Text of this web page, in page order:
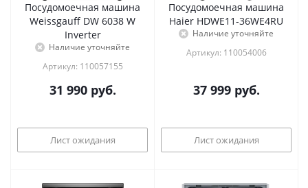
Посудомоечная машина
Weissgauff DW 6038 W
Inverter
Наличие уточняйте
Артикул: 110057155
31 990руб.
Лист ожидания
Посудомоечная машина
Haier HDWE11-36WE4RU
Наличие уточняйте
Артикул: 110054006
37 999руб.
Лист ожидания